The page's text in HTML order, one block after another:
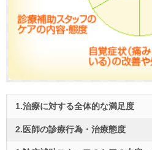
1.治療に対する全体的な満足度
2.医師の診療行為・治療態度